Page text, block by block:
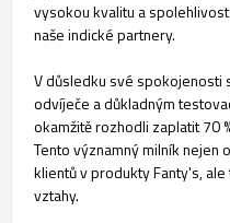
vysokou kvalitu a
naše indické partnery.
V důsledku své spokojenosti
odvíječe a důkladným
okamžitě rozhodli zaplatit 70
Tento významný milník nejen
klientů v produkty Fanty's,
vztahy.